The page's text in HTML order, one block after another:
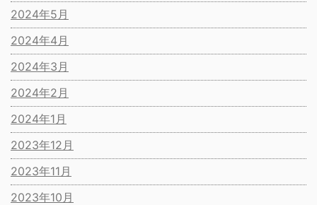
2024年5月
2024年4月
2024年3月
2024年2月
2024年1月
2023年12月
2023年11月
2023年10月